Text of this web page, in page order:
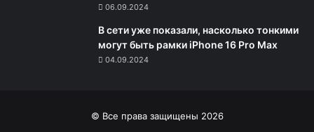
06.09.2024
В сети уже показали, насколько тонкими
могут быть рамки iPhone 16 Pro Max
04.09.2024
© Все права защищены 2026